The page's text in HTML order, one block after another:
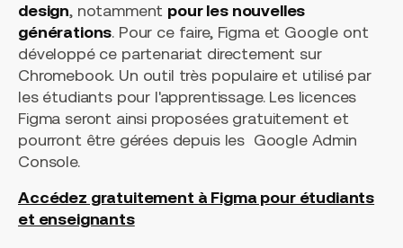
design, notamment pour les nouvelles
générations. Pour ce faire, Figma et Google ont
développé ce partenariat directement sur
Chromebook. Un outil très populaire et utilisé par
les étudiants pour l'apprentissage. Les licences
Figma seront ainsi proposées gratuitement et
pourront être gérées depuis les Google Admin
Console.
Accédez gratuitement à Figma pour étudiants
et enseignants